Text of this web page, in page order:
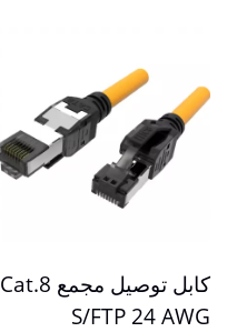
كابل توصيل مجمع Cat.8
S/FTP 24 AWG